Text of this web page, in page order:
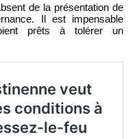
de la présentation de
Il est impensable
prêts à tolérer un